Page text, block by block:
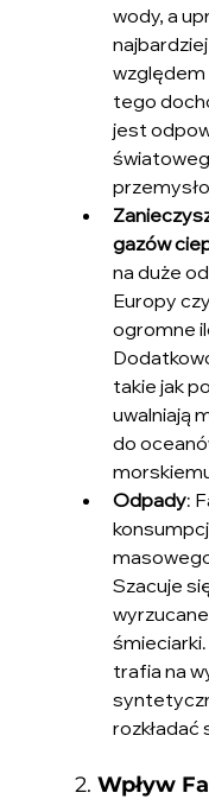
wody, a
względem
tego
jest
gazów
na duże
Europy
ogromne
takie jak
uwalniają
do
Odpady:
Szacuje
trafia na
rozkładać
2. Wpływ